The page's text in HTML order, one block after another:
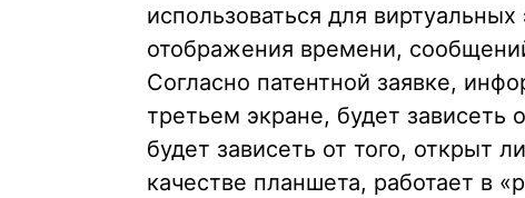
использоваться для
отображения времени,
Согласно патентной заявке,
третьем экране, будет
будет зависеть от того, открыт
качестве планшета, работает в